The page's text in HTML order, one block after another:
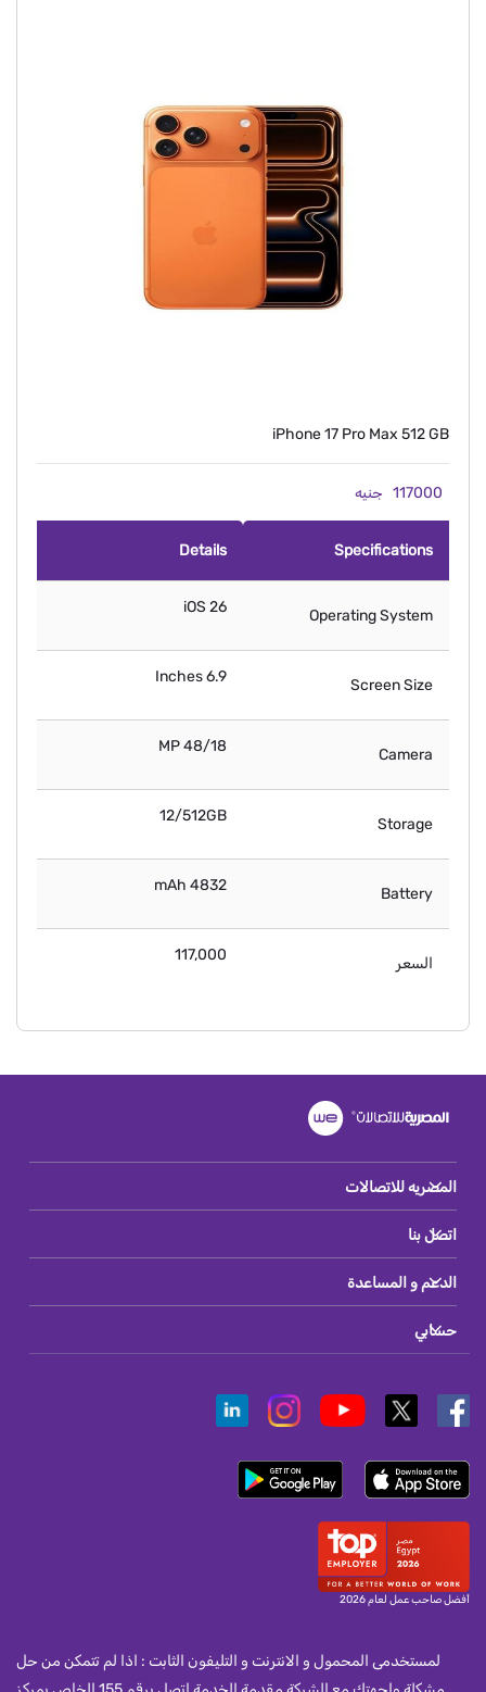
iPhone 17 Pro Max 512 GB
117000 جنيه
Specifications
Details
Operating System
iOS 26
Screen Size
6.9 Inches
Camera
48/18 MP
Storage
12/512GB
Battery
4832 mAh
السعر 117,000
المصريه للاتصالات
اتصل بنا
الدعم و المساعدة
حسابي
أفضل صاحب عمل لعام 2026
لمستخدمى المحمول و الانترنت و التليفون الثابت : اذا لم تتمكن من حل